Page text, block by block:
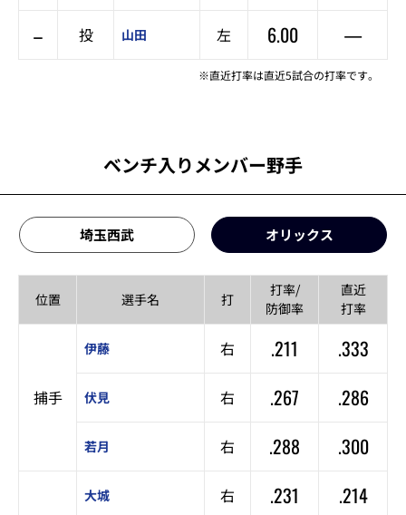
–
投 山田 左 6.00 —
※直近打率は直近5試合の打率です。
ベンチ入りメンバー野手
埼玉西武 オリックス
位置 選手名 打
打率/
防御率
直近
打率
捕手
伊藤 右 .211 .333
伏見 右 .267 .286
若月 右 .288 .300
大城 右 .231 .214